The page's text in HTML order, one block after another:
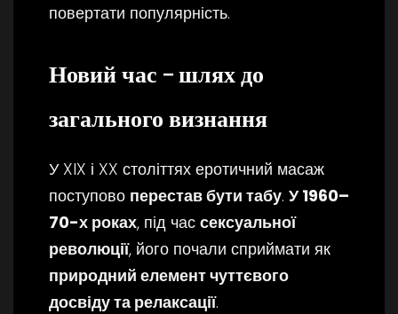
повертати популярність.
Новий час – шлях до
загального визнання
У XIX і XX століттях еротичний масаж
поступово перестав бути табу. У 1960–
70-х роках, під час сексуальної
революції, його почали сприймати як
природний елемент чуттєвого
досвіду та релаксації.